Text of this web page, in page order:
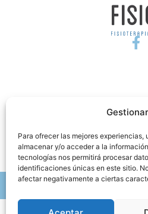
Para ofrecer las mejores
almacenar y/o acceder a la
tecnologías nos permitirá procesar
identificaciones únicas en este sitio.
afectar negativamente a ciertas
© 2026. Todos